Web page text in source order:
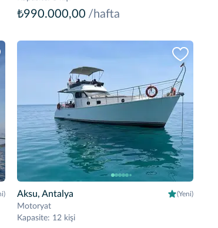
₺990.000,00 /hafta
Aksu, Antalya (Yeni)
Motoryat
Kapasite: 12 kişi